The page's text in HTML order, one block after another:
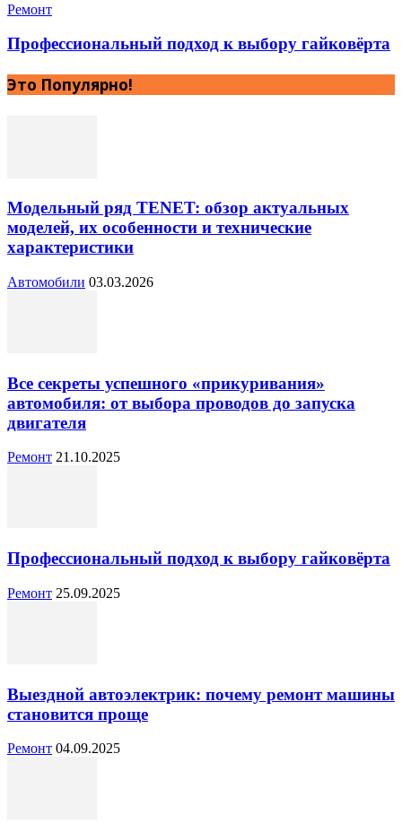
Ремонт
Профессиональный подход к выбору гайковёрта
Это Популярно!
Модельный ряд TENET: обзор актуальных
моделей, их особенности и технические
характеристики
Автомобили 03.03.2026
Все секреты успешного «прикуривания»
автомобиля: от выбора проводов до запуска
двигателя
Ремонт 21.10.2025
Профессиональный подход к выбору гайковёрта
Ремонт 25.09.2025
Выездной автоэлектрик: почему ремонт машины
становится проще
Ремонт 04.09.2025